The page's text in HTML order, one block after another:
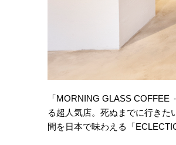
「MORNING GLASS
る超人気店。死ぬまでに行き
間を日本で味わえる「